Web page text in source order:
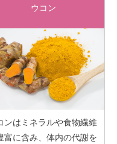
ウコン
ンはミネラルや食物繊維
富に含み、体内の代謝を